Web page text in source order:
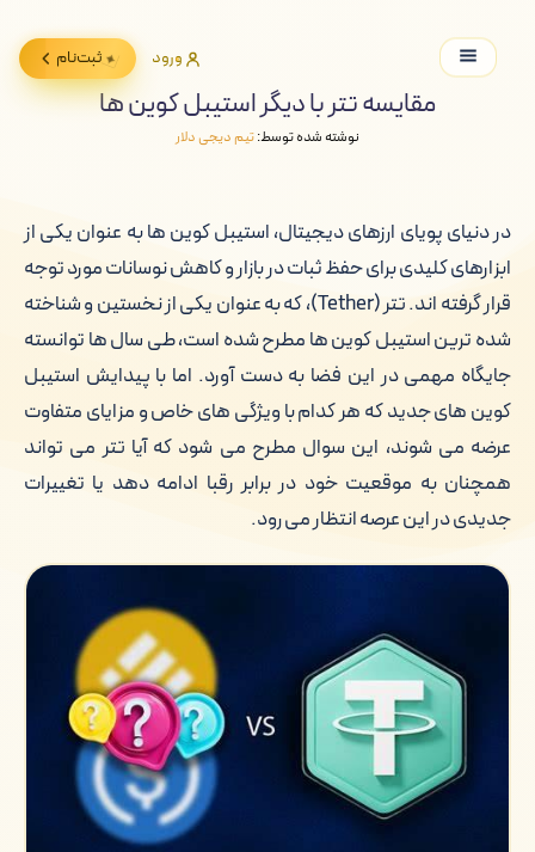
ورود ثبت‌نام
مقایسه تتر با دیگر استیبل کوین ها
نوشته شده توسط:تیم دیجی دلار
در دنیای پویای ارزهای دیجیتال، استیبل کوین ها به عنوان یکی از
ابزارهای کلیدی برای حفظ ثبات در بازار و کاهش نوسانات مورد توجه
قرار گرفته اند. تتر (Tether)، که به عنوان یکی از نخستین و شناخته
شده ترین استیبل کوین ها مطرح شده است، طی سال ها توانسته
جایگاه مهمی در این فضا به دست آورد. اما با پیدایش استیبل
کوین های جدید که هر کدام با ویژگی های خاص و مزایای متفاوت
عرضه می شوند، این سوال مطرح می شود که آیا تتر می تواند
همچنان به موقعیت خود در برابر رقبا ادامه دهد یا تغییرات
جدیدی در این عرصه انتظار می رود.